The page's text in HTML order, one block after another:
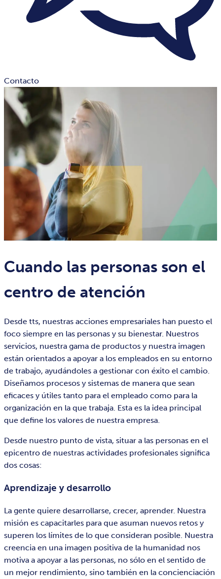
Contacto
Cuando las personas son el
centro de atención
Desde tts, nuestras acciones empresariales han puesto el
foco siempre en las personas y su bienestar. Nuestros
servicios, nuestra gama de productos y nuestra imagen
están orientados a apoyar a los empleados en su entorno
de trabajo, ayudándoles a gestionar con éxito el cambio.
Diseñamos procesos y sistemas de manera que sean
eficaces y útiles tanto para el empleado como para la
organización en la que trabaja. Esta es la idea principal
que define los valores de nuestra empresa.
Desde nuestro punto de vista, situar a las personas en el
epicentro de nuestras actividades profesionales significa
dos cosas:
Aprendizaje y desarrollo
La gente quiere desarrollarse, crecer, aprender. Nuestra
misión es capacitarles para que asuman nuevos retos y
superen los límites de lo que consideran posible. Nuestra
creencia en una imagen positiva de la humanidad nos
motiva a apoyar a las personas, no sólo en el sentido de
un mejor rendimiento, sino también en la concienciación